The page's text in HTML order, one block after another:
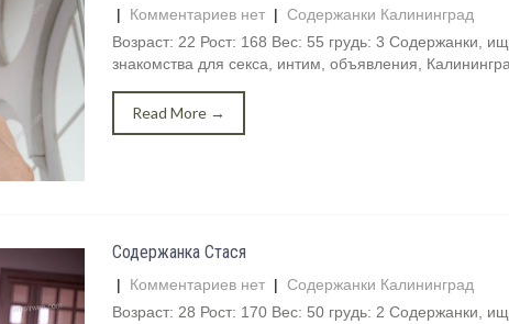
| Комментариев нет | Содержанки Калининград
Возраст: 22 Рост: 168 Вес: 55 грудь: 3 Содержанки,
знакомства для секса, интим, объявления,
Read More →
Содержанка Стася
| Комментариев нет | Содержанки Калининград
Возраст: 28 Рост: 170 Вес: 50 грудь: 2 Содержанки,